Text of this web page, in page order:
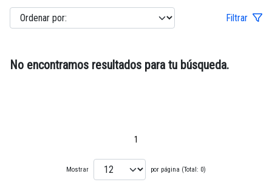
Filtrar
No encontramos resultados para tu búsqueda.
1
Mostrar por página (Total: 0)